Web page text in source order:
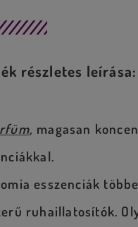
részletes leírása:
, magasan
esszenciák
ruhaillatosítók.